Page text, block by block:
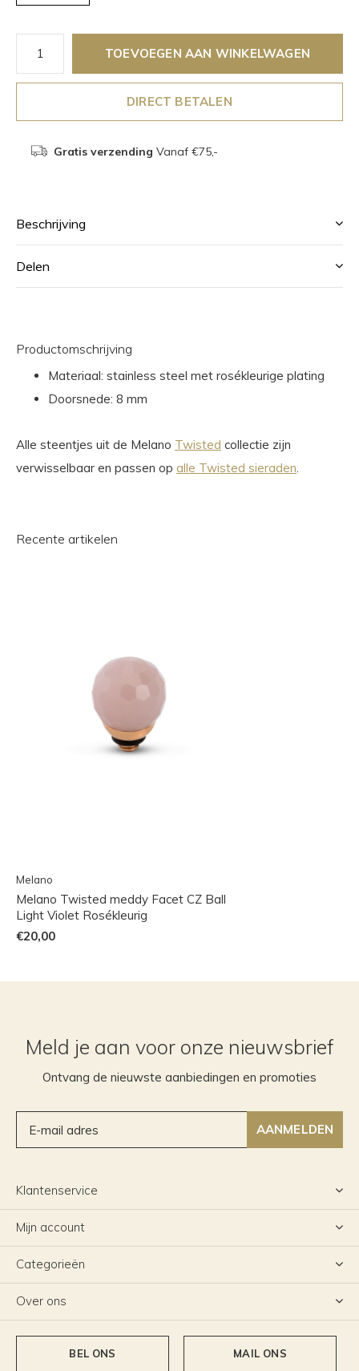
TOEVOEGEN AAN WINKELWAGEN
DIRECT BETALEN
Gratis verzending Vanaf €75,-
Beschrijving
Delen
Productomschrijving
Materiaal: stainless steel met rosékleurige plating
Doorsnede: 8 mm
Alle steentjes uit de Melano Twisted collectie zijn
verwisselbaar en passen op alle Twisted sieraden
Recente artikelen
Melano
Melano Twisted meddy Facet CZ Ball
Light Violet Rosékleurig
€20,00
Meld je aan voor onze nieuwsbrief
Ontvang de nieuwste aanbiedingen en promoties
AANMELDEN
Klantenservice
Mijn account
Categorieën
Over ons
BEL ONS MAIL ONS